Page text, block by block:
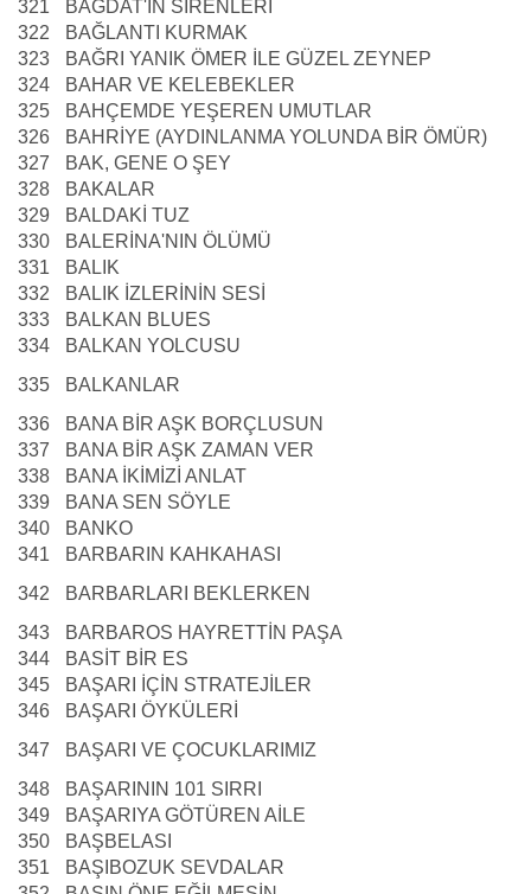
321
BAĞDAT'IN SİRENLERİ
322
BAĞLANTI KURMAK
323
BAĞRI YANIK ÖMER İLE GÜZEL ZEYNEP
324
BAHAR VE KELEBEKLER
325
BAHÇEMDE YEŞEREN UMUTLAR
326
BAHRİYE (AYDINLANMA YOLUNDA BİR ÖMÜR)
327
BAK, GENE O ŞEY
328
BAKALAR
329
BALDAKİ TUZ
330
BALERİNA'NIN ÖLÜMÜ
331
BALIK
332
BALIK İZLERİNİN SESİ
333
BALKAN BLUES
334
BALKAN YOLCUSU
335
BALKANLAR
336
BANA BİR AŞK BORÇLUSUN
337
BANA BİR AŞK ZAMAN VER
338
BANA İKİMİZİ ANLAT
339
BANA SEN SÖYLE
340
BANKO
341
BARBARIN KAHKAHASI
342
BARBARLARI BEKLERKEN
343
BARBAROS HAYRETTİN PAŞA
344
BASİT BİR ES
345
BAŞARI İÇİN STRATEJİLER
346
BAŞARI ÖYKÜLERİ
347
BAŞARI VE ÇOCUKLARIMIZ
348
BAŞARININ 101 SIRRI
349
BAŞARIYA GÖTÜREN AİLE
350
BAŞBELASI
351
BAŞIBOZUK SEVDALAR